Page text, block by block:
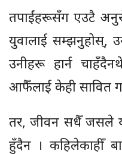
तपाईंहरूसँग एउटै
युवालाई सम्झनुहोस्,
उनीहरू हार्न
आफैँलाई केही सावित
तर, जीवन सधैँ जसले
हुँदैन । कहिलेकाहीँ